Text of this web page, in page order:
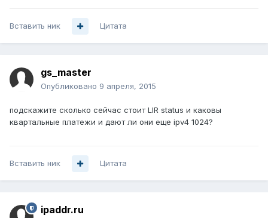
Вставить ник Цитата
gs_master
Опубликовано 9 апреля, 2015
подскажите сколько сейчас стоит LIR status и каковы
квартальные платежи и дают ли они еще ipv4 1024?
Вставить ник Цитата
ipaddr.ru